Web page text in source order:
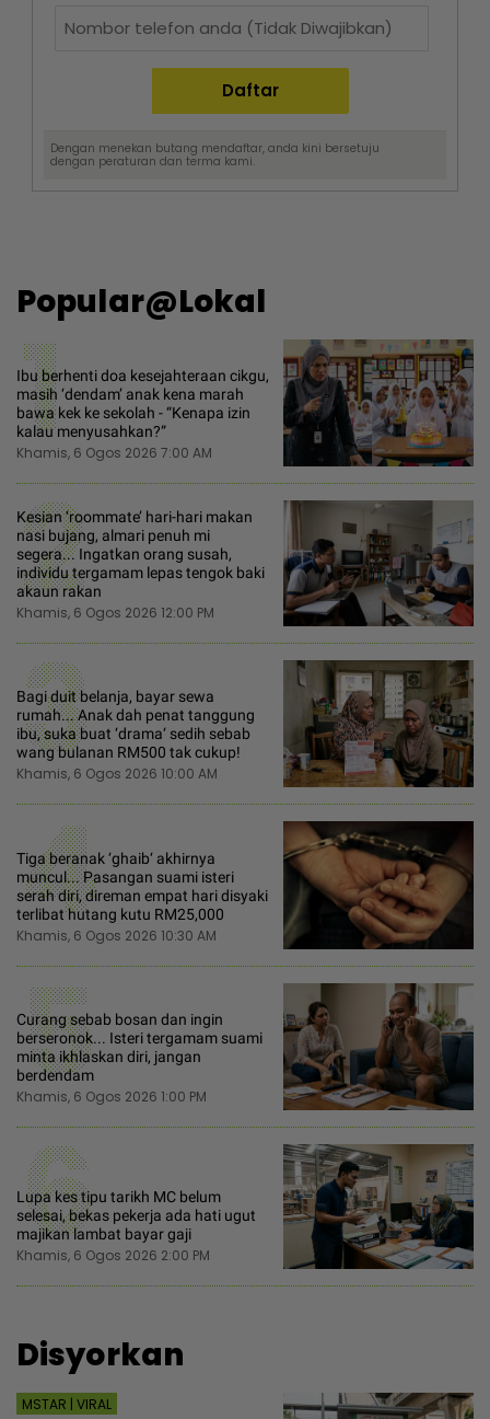
Dengan menekan butang mendaftar, anda kini bersetuju
dengan peraturan dan terma kami.
Popular@Lokal
1
Ibu berhenti doa kesejahteraan cikgu,
masih ‘dendam’ anak kena marah
bawa kek ke sekolah - “Kenapa izin
kalau menyusahkan?”
Khamis, 6 Ogos 2026 7:00 AM
2
Kesian ‘roommate’ hari-hari makan
nasi bujang, almari penuh mi
segera... Ingatkan orang susah,
individu tergamam lepas tengok baki
akaun rakan
Khamis, 6 Ogos 2026 12:00 PM
3
Bagi duit belanja, bayar sewa
rumah... Anak dah penat tanggung
ibu, suka buat ‘drama‘ sedih sebab
wang bulanan RM500 tak cukup!
Khamis, 6 Ogos 2026 10:00 AM
4
Tiga beranak ‘ghaib‘ akhirnya
muncul... Pasangan suami isteri
serah diri, direman empat hari disyaki
terlibat hutang kutu RM25,000
Khamis, 6 Ogos 2026 10:30 AM
5
Curang sebab bosan dan ingin
berseronok... Isteri tergamam suami
minta ikhlaskan diri, jangan
berdendam
Khamis, 6 Ogos 2026 1:00 PM
6
Lupa kes tipu tarikh MC belum
selesai, bekas pekerja ada hati ugut
majikan lambat bayar gaji
Khamis, 6 Ogos 2026 2:00 PM
Disyorkan
MSTAR | VIRAL